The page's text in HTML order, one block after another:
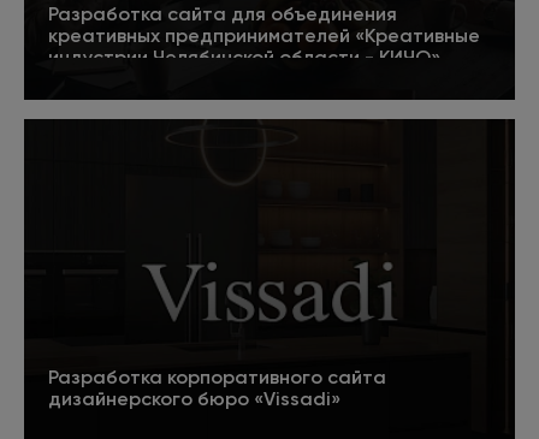
Разработка сайта для объединения
креативных предпринимателей «Креативные
индустрии Челябинской области - КИЧО»
Подробнее 5
Разработка корпоративного сайта
дизайнерского бюро «Vissadi»